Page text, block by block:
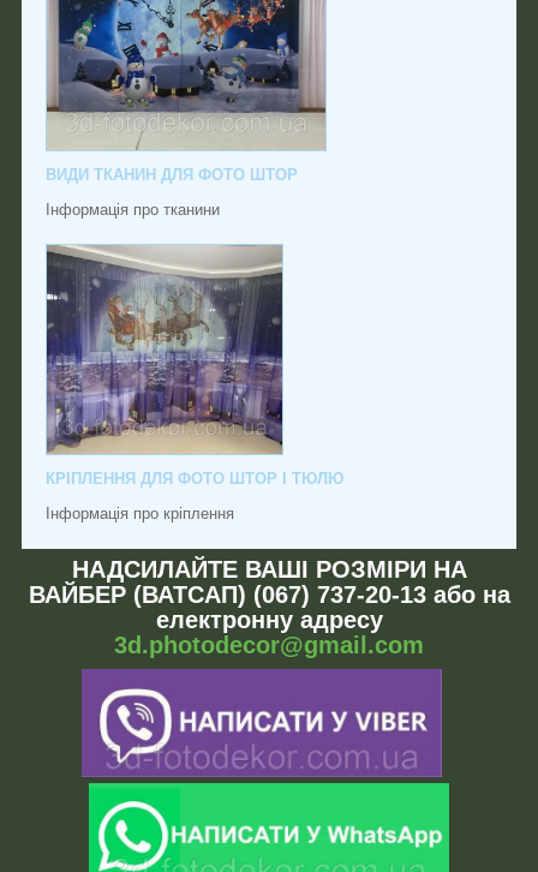
ВИДИ ТКАНИН ДЛЯ ФОТО ШТОР
Інформація про тканини
КРІПЛЕННЯ ДЛЯ ФОТО ШТОР І ТЮЛЮ
Інформація про кріплення
НАДСИЛАЙТЕ ВАШІ РОЗМІРИ НА
ВАЙБЕР (ВАТСАП) (067) 737-20-13 або на
електронну адресу
3d.photodecor@gmail.com